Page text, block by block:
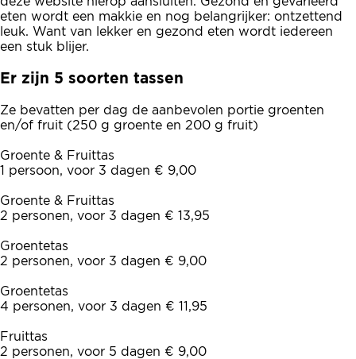
eten wordt een makkie en nog belangrijker: ontzettend
leuk. Want van lekker en gezond eten wordt iedereen
een stuk blijer.
Er zijn 5 soorten tassen
Ze bevatten per dag de aanbevolen portie groenten
en/of fruit (250 g groente en 200 g fruit)
Groente & Fruittas
1 persoon, voor 3 dagen € 9,00
Groente & Fruittas
2 personen, voor 3 dagen € 13,95
Groentetas
2 personen, voor 3 dagen € 9,00
Groentetas
4 personen, voor 3 dagen € 11,95
Fruittas
2 personen, voor 5 dagen € 9,00